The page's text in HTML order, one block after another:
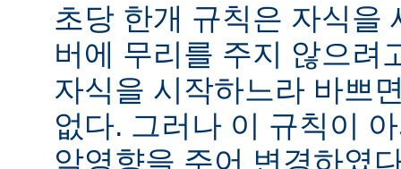
초당 한개 규칙은 자식을
버에 무리를 주지 않으려
자식을 시작하느라 바쁘
없다. 그러나 이 규칙이
악영향을 주어 변경하였